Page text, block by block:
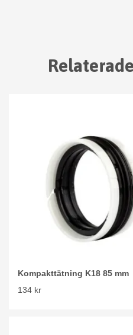
Kompakttätning K18 85 mm
134 kr